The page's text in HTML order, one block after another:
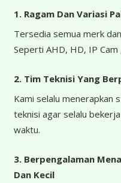
1. Ragam Dan Variasi
Tersedia semua merk
Seperti AHD, HD, IP
2. Tim Teknisi Yang
Kami selalu menerapkan
teknisi agar selalu
waktu.
3. Berpengalaman
Dan Kecil